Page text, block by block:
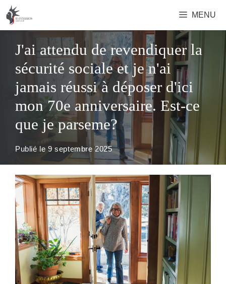
Aller
au
contenu
MENU
J'ai attendu de revendiquer la
sécurité sociale et je n'ai
jamais réussi à déposer d'ici
mon 70e anniversaire. Est-ce
que je parseme?
Publié le 9 septembre 2025